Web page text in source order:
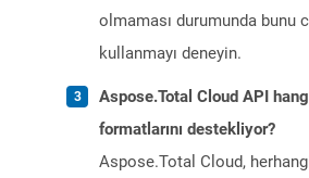
olmaması durumunda bunu
kullanmayı deneyin.
Aspose.Total Cloud API
formatlarını destekliyor?
Aspose.Total Cloud,